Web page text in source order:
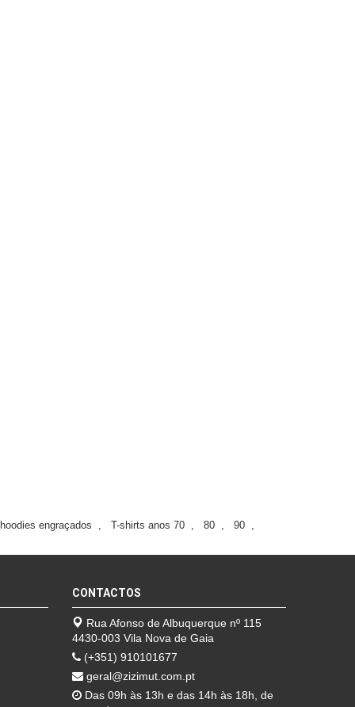
hoodies engraçados T-shirts anos 70 80 90
CONTACTOS
Rua Afonso de Albuquerque nº 115
4430-003 Vila Nova de Gaia
(+351) 910101677
geral@zizimut.com.pt
Das 09h às 13h e das 14h às 18h, de